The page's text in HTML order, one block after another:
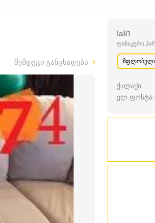
lali1
ფიზიკური
ქალაქი
ელ.ფოსტა
შემდეგი განცხადება